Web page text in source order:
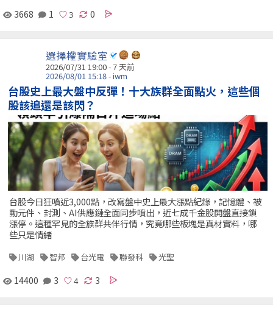
3668 1 0
選擇權實驗室
2026/07/31 19:00 - 7 天前
2026/08/01 15:18 - iwm
台股史上最大盤中反彈！十大族群全面點火，這些個
股該追還是該閃？
台股今日狂噴近3,000點，改寫盤中史上最大漲點紀錄，記憶體、被
動元件、封測、AI供應鏈全面同步噴出，近七成千金股開盤直接鎖
漲停。這種罕見的全族群共伴行情，究竟哪些板塊是真材實料，哪
些只是情緒
川湖 智邦 台光電 聯發科 光聖
14400 3 3